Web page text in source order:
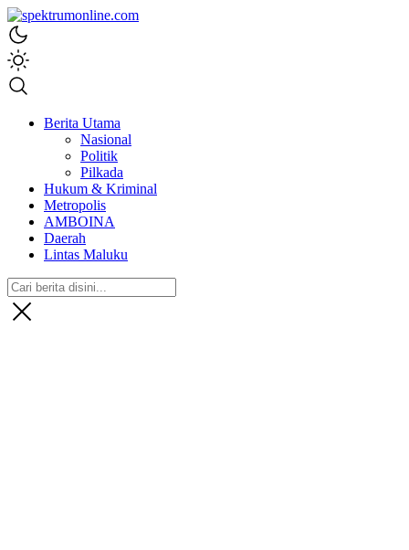
spektrumonline.com
Berita Utama
Nasional
Politik
Pilkada
Hukum & Kriminal
Metropolis
AMBOINA
Daerah
Lintas Maluku